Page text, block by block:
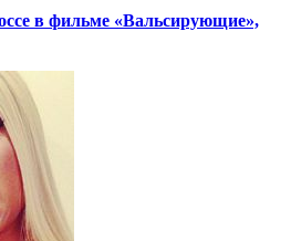
в фильме «Вальсирующие»,